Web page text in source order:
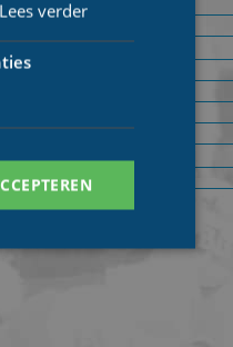
TEKLAB/Freewheel
Lees verder